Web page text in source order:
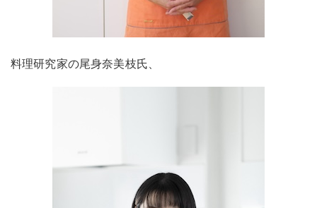
料理研究家の尾身奈美枝氏、